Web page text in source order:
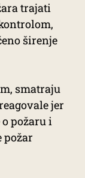
trajati
širenje
smatraju
jer
požaru i
požar